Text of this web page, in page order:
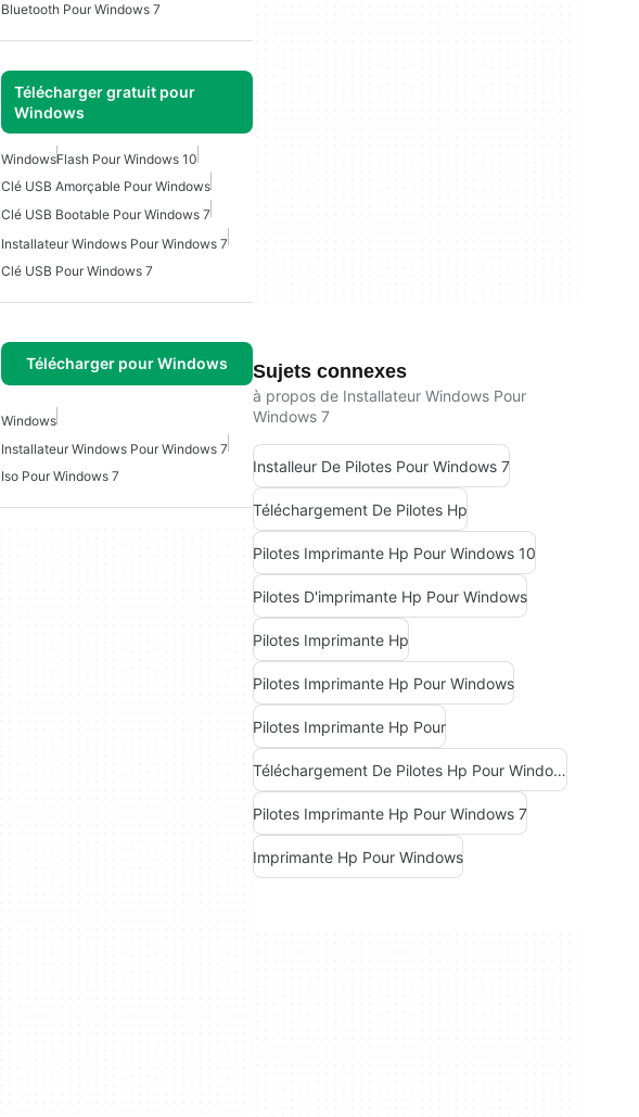
Bluetooth Pour Windows 7
Télécharger gratuit pour
Windows
WindowsFlash Pour Windows 10
Clé USB Amorçable Pour Windows
Clé USB Bootable Pour Windows 7
Installateur Windows Pour Windows 7
Clé USB Pour Windows 7
Télécharger pour Windows
Windows
Installateur Windows Pour Windows 7
Iso Pour Windows 7
Sujets connexes
à propos de Installateur Windows Pour
Windows 7
Installeur De Pilotes Pour Windows 7
Téléchargement De Pilotes Hp
Pilotes Imprimante Hp Pour Windows 10
Pilotes D'imprimante Hp Pour Windows
Pilotes Imprimante Hp
Pilotes Imprimante Hp Pour Windows
Pilotes Imprimante Hp Pour
Téléchargement De Pilotes Hp Pour Windows
Pilotes Imprimante Hp Pour Windows 7
Imprimante Hp Pour Windows